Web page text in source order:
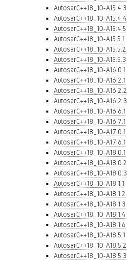
AutosarC++18_10-A15.4.3
AutosarC++18_10-A15.4.4
AutosarC++18_10-A15.4.5
AutosarC++18_10-A15.5.1
AutosarC++18_10-A15.5.2
AutosarC++18_10-A15.5.3
AutosarC++18_10-A16.0.1
AutosarC++18_10-A16.2.1
AutosarC++18_10-A16.2.2
AutosarC++18_10-A16.2.3
AutosarC++18_10-A16.6.1
AutosarC++18_10-A16.7.1
AutosarC++18_10-A17.0.1
AutosarC++18_10-A17.6.1
AutosarC++18_10-A18.0.1
AutosarC++18_10-A18.0.2
AutosarC++18_10-A18.0.3
AutosarC++18_10-A18.1.1
AutosarC++18_10-A18.1.2
AutosarC++18_10-A18.1.3
AutosarC++18_10-A18.1.4
AutosarC++18_10-A18.1.6
AutosarC++18_10-A18.5.1
AutosarC++18_10-A18.5.2
AutosarC++18_10-A18.5.3